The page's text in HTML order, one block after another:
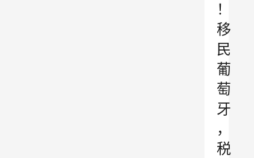
！
移
民
葡
萄
牙
，
税